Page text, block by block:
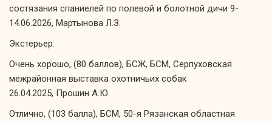
состязания спаниелей по полевой и болотной дичи 9-
14.06.2026, Мартынова Л.З.
Экстерьер:
Очень хорошо, (80 баллов), БСЖ, БСМ, Серпуховская
межрайонная выставка охотничьих собак
26.04.2025, Прошин А.Ю.
Отлично, (103 балла), БСМ, 50-я Рязанская областная